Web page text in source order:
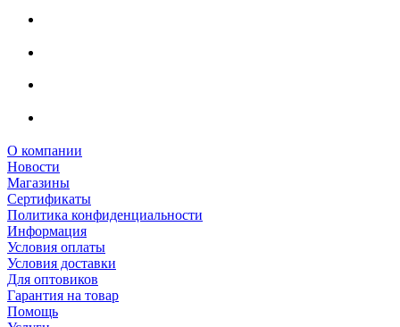
О компании
Новости
Магазины
Сертификаты
Политика конфиденциальности
Информация
Условия оплаты
Условия доставки
Для оптовиков
Гарантия на товар
Помощь